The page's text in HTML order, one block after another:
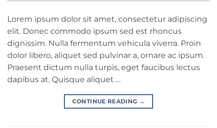
Lorem ipsum dolor sit amet, consectetur adipiscing
elit. Donec commodo ipsum sed est rhoncus
dignissim. Nulla fermentum vehicula viverra. Proin
dolor libero, aliquet sed pulvinar a, ornare ac ipsum.
Praesent dictum nulla turpis, eget faucibus lectus
dapibus at. Quisque aliquet …
CONTINUE READING →